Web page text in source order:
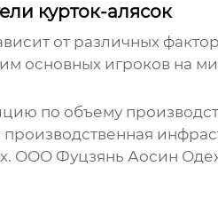
курток-алясок
от различных
основных игроков на
по объему
производственная
ООО Фуцзянь Аосин